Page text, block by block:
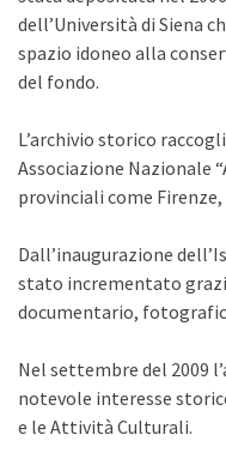
dell’Università di Siena
spazio idoneo alla
del fondo.
L’archivio storico
Associazione Nazionale
provinciali come
Dall’inaugurazione
stato incrementato
documentario,
Nel settembre del 2009
notevole interesse
e le Attività Culturali.